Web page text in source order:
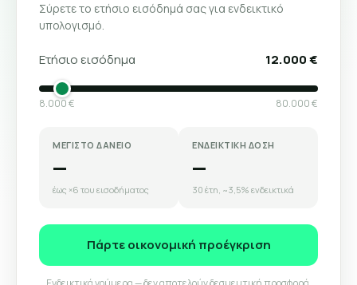
Σύρετε το ετήσιο εισόδημά σας για ενδεικτικό
υπολογισμό.
Ετήσιο εισόδημα 12.000 €
8.000 € 80.000 €
ΜΕΓΙΣΤΟ ΔΑΝΕΙΟ
—
έως ×6 του εισοδήματος
ΕΝΔΕΙΚΤΙΚΗ ΔΟΣΗ
—
30 έτη, ~3,5% ενδεικτικά
Πάρτε οικονομική προέγκριση